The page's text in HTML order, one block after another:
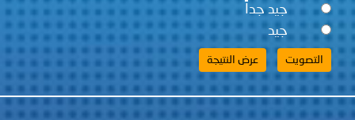
جيد جداً
جيد